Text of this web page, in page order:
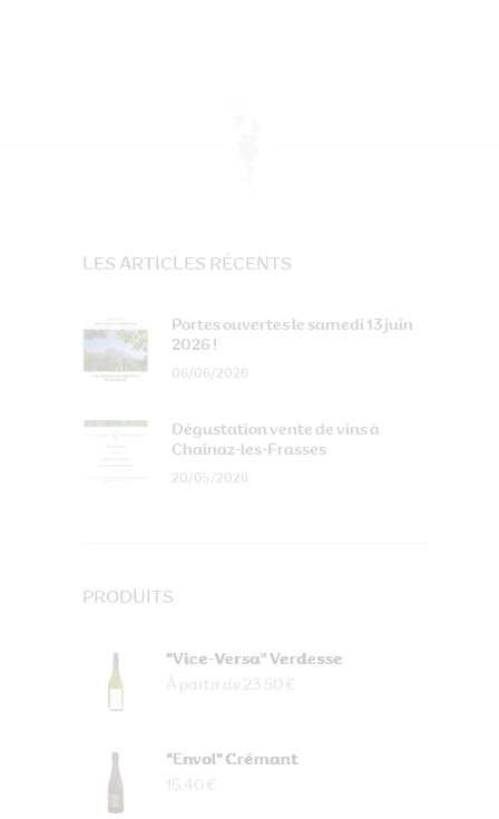
LES ARTICLES RÉCENTS
Portes ouvertes le samedi 13 juin
2026 !
06/06/2026
Dégustation vente de vins à
Chainaz-les-Frasses
20/05/2026
PRODUITS
"Vice-Versa" Verdesse
À partir de 23.50 €
"Envol" Crémant
15.40 €